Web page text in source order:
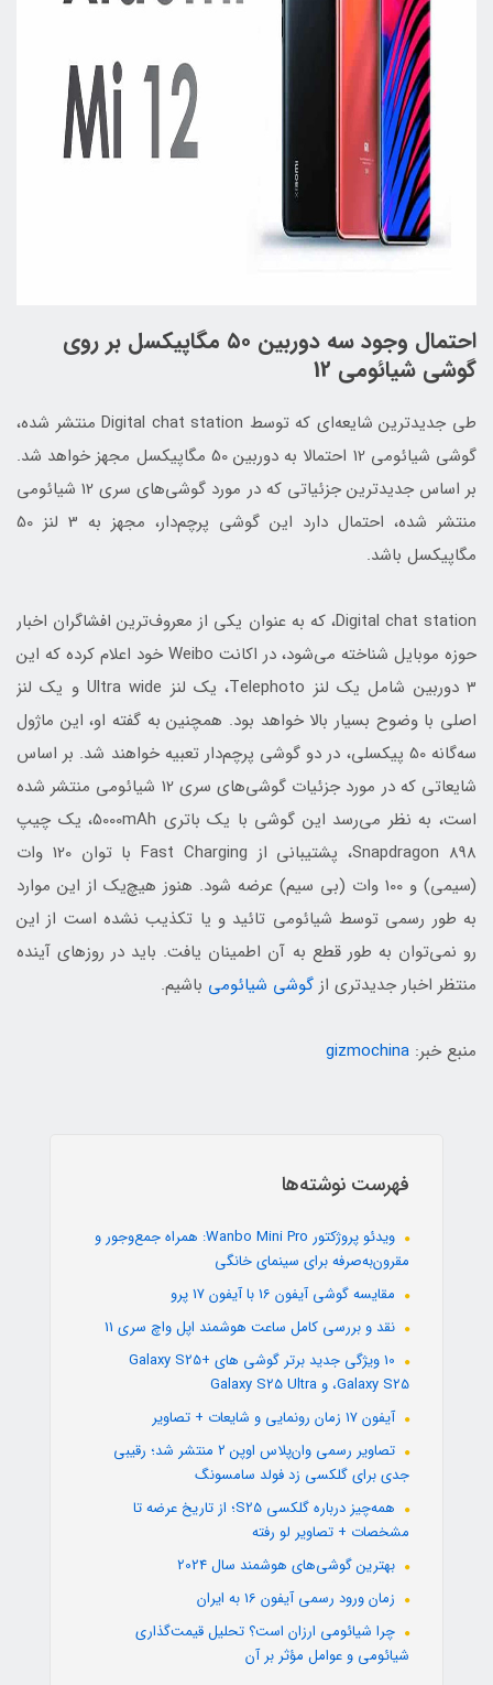
احتمال وجود سه دوربین ۵۰ مگاپیکسل بر روی
گوشی‌ شیائومی 12
طی جدیدترین شایعه‌ای که توسط Digital chat station منتشر شده،
گوشی‌ شیائومی 12 احتمالا به دوربین 50 مگاپیکسل مجهز خواهد شد.
بر اساس جدیدترین جزئیاتی که در مورد گوشی‌های سری 12 شیائومی
منتشر شده، احتمال دارد این گوشی پرچم‌دار، مجهز به 3 لنز 50
مگاپیکسل باشد.
Digital chat station، که به عنوان یکی از معروف‌ترین افشاگران اخبار
حوزه موبایل شناخته می‌شود، در اکانت Weibo‏ خود اعلام کرده که این
3 دوربین شامل یک لنز Telephoto، یک لنز Ultra wide و یک لنز
اصلی با وضوح بسیار بالا خواهد بود. همچنین به گفته او، این ماژول
سه‌گانه 50 پیکسلی، در دو گوشی پرچم‌دار تعبیه خواهند شد. بر اساس
شایعاتی که در مورد جزئیات گوشی‌های سری 12 شیائومی منتشر شده
است، به نظر می‌رسد این گوشی با یک باتری 5000mAh، یک چیپ
Snapdragon 898، پشتیبانی از Fast Charging با توان 120 وات
(سیمی) و 100 وات (بی سیم) عرضه شود. هنوز هیچ‌یک از این موارد
به طور رسمی توسط شیائومی تائید و یا تکذیب نشده است از این
رو نمی‌توان به طور قطع به آن اطمینان یافت. باید در روزهای آینده
منتظر اخبار جدیدتری از گوشی شیائومی باشیم.
منبع خبر: gizmochina
فهرست نوشته‌ها
ویدئو پروژکتور Wanbo Mini Pro: همراه جمع‌وجور و
مقرون‌به‌صرفه برای سینمای خانگی
مقایسه گوشی آیفون 16 با آیفون 17 پرو
نقد و بررسی کامل ساعت هوشمند اپل واچ سری 11
10 ویژگی جدید برتر گوشی های +Galaxy S25
،Galaxy S25 و Galaxy S25 Ultra
آیفون 17 زمان رونمایی و شایعات + تصاویر
تصاویر رسمی وان‌پلاس اوپن ۲ منتشر شد؛ رقیبی
جدی برای گلکسی زد فولد سامسونگ
همه‌چیز درباره گلکسی S25؛ از تاریخ عرضه تا
مشخصات + تصاویر لو رفته
بهترین گوشی‌های هوشمند سال 2024
زمان ورود رسمی آیفون 16 به ایران
چرا شیائومی ارزان است؟ تحلیل قیمت‌گذاری
شیائومی و عوامل مؤثر بر آن